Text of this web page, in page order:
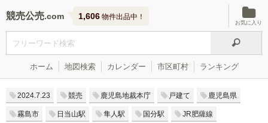
競売公売 1,606 物件出品中！
お気に入り
ホーム 地図検索 カレンダー 市区町村 ランキング
2024.7.23 競売 鹿児島地裁本庁 戸建て 鹿児島県
霧島市 日当山駅 隼人駅 国分駅 JR肥薩線